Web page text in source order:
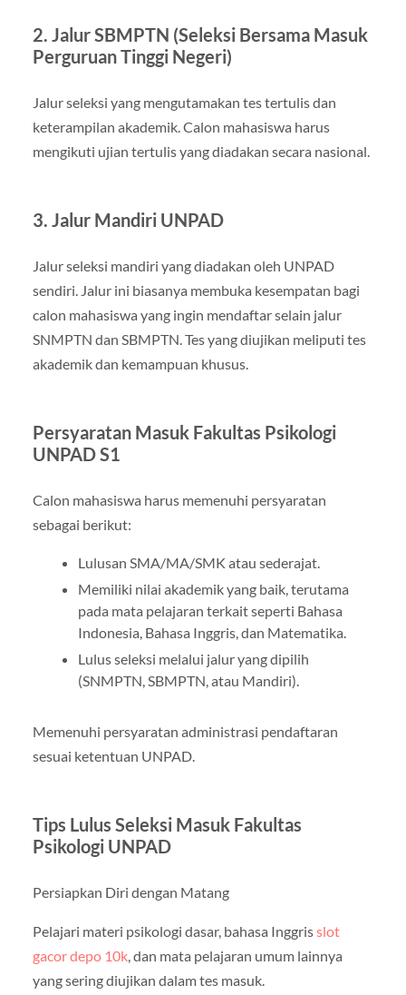
2. Jalur SBMPTN (Seleksi Bersama Masuk
Perguruan Tinggi Negeri)
Jalur seleksi yang mengutamakan tes tertulis dan
keterampilan akademik. Calon mahasiswa harus
mengikuti ujian tertulis yang diadakan secara nasional.
3. Jalur Mandiri UNPAD
Jalur seleksi mandiri yang diadakan oleh UNPAD
sendiri. Jalur ini biasanya membuka kesempatan bagi
calon mahasiswa yang ingin mendaftar selain jalur
SNMPTN dan SBMPTN. Tes yang diujikan meliputi tes
akademik dan kemampuan khusus.
Persyaratan Masuk Fakultas Psikologi
UNPAD S1
Calon mahasiswa harus memenuhi persyaratan
sebagai berikut:
Lulusan SMA/MA/SMK atau sederajat.
Memiliki nilai akademik yang baik, terutama
pada mata pelajaran terkait seperti Bahasa
Indonesia, Bahasa Inggris, dan Matematika.
Lulus seleksi melalui jalur yang dipilih
(SNMPTN, SBMPTN, atau Mandiri).
Memenuhi persyaratan administrasi pendaftaran
sesuai ketentuan UNPAD.
Tips Lulus Seleksi Masuk Fakultas
Psikologi UNPAD
Persiapkan Diri dengan Matang
Pelajari materi psikologi dasar, bahasa Inggrisslot
gacor depo 10k, dan mata pelajaran umum lainnya
yang sering diujikan dalam tes masuk.